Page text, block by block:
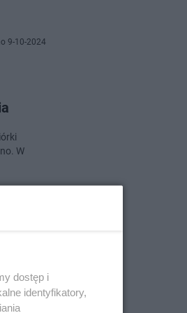
9-10-2024
W
dostęp i
identyfikatory,